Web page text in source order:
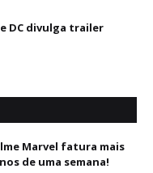
DC divulga trailer
Marvel fatura mais
de uma semana!